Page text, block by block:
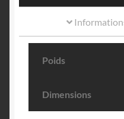
Poids
Dimensions